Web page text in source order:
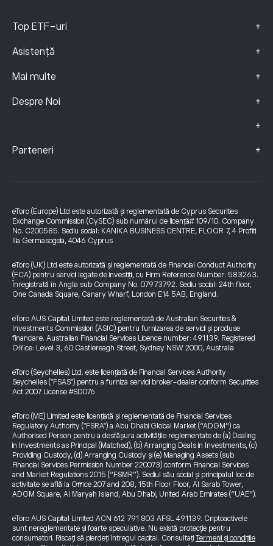
Top ETF-uri +
Asistență +
Mai multe +
Despre Noi +
+
Parteneri +
eToro (Europe) Ltd este autorizată și reglementată de Cyprus Securities
Exchange Commission (CySEC) sub numărul de licență# 109/10. Company
No. C200585. Sediu social: KANIKA BUSINESS CENTRE, FLOOR 7, 4 Profiti
Ilia Germasogeia, 4046 Cyprus
eToro (UK) Ltd este autorizată și reglementată de Financial Conduct Authority
(FCA) pentru servicii legate de investiții, cu Firm Reference Number: 583263.
Înregistrată în Anglia sub Company No. 07973792. Sediu social: 24th floor,
One Canada Square, Canary Wharf, London E14 5AB, England.
eToro AUS Capital Limited este reglementată de Australian Securities &
Investments Commission (ASIC) pentru furnizarea de servicii și produse
financiare. Australian Financial Services Licence number: 491139. Registered
Office: Level 3, 60 Castlereagh Street, Sydney NSW 2000, Australia
eToro (Seychelles) Ltd. este licențiată de Financial Services Authority
Seychelles ("FSAS") pentru a furniza servicii broker-dealer conform Securities
Act 2007 License #SD076
eToro (ME) Limited este licențiată și reglementată de Financial Services
Regulatory Authority ("FSRA") a Abu Dhabi Global Market (“ADGM”) ca
Authorised Person pentru a desfășura activitățile reglementate de (a) Dealing
in Investments as Principal (Matched), (b) Arranging Deals in Investments, (c)
Providing Custody, (d) Arranging Custody și (e) Managing Assets (sub
Financial Services Permission Number 220073) conform Financial Services
and Market Regulations 2015 (“FSMR”). Sediul său social și principalul loc de
activitate se află la Office 207 and 208, 15th Floor Floor, Al Sarab Tower,
ADGM Square, Al Maryah Island, Abu Dhabi, United Arab Emirates (“UAE”).
eToro AUS Capital Limited ACN 612 791 803 AFSL 491139. Criptoactivele
sunt nereglementate și foarte speculative. Nu există protecție pentru
consumatori. Riscați să pierdeți întregul capital. Consultați Termenii și condițiile